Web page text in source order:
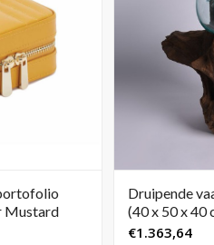
Mustard
Druipende
(40 x 50 x 40
€1.363,64